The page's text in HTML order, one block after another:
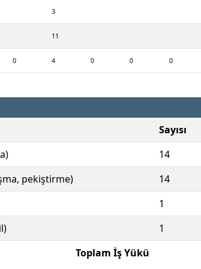
3
11
0 4 0 0 0
Sayısı
14
pekiştirme)
14
1
1
Toplam İş Yükü